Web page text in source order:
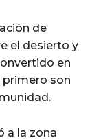
de
el desierto y
en
primero son
a la zona